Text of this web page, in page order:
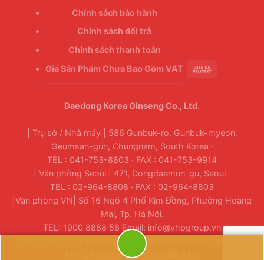
Chính sách bảo hành
Chính sách đổi trả
Chính sách thanh toán
Giá Sản Phẩm Chưa Bao Gồm VAT
Daedong Korea Ginseng Co., Ltd.
| Trụ sở / Nhà máy | 586 Gunbuk-ro, Gunbuk-myeon,
Geumsan-gun, Chungnam, South Korea ·
TEL : 041-753-8803 · FAX : 041-753-9914
| Văn phòng Seoul | 471, Dongdaemun-gu, Seoul ·
TEL : 02-964-8808 · FAX : 02-964-8803
|Văn phòng VN| Số 16 Ngõ 4 Phố Kim Đồng, Phường Hoàng
Mai, Tp. Hà Nội.
TEL: 1900 8888 56 Email: info@vhpgroup.vn
DAEDONG KOREA GINSENG CO., LTD.
TẤT CẢ QUYỀN ĐƯỢC ĐẢM BẢO.